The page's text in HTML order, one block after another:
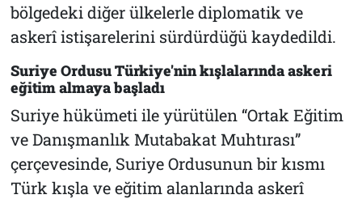
bölgedeki diğer ülkelerle diplomatik ve
askerî istişarelerini sürdürdüğü kaydedildi.
Suriye Ordusu Türkiye'nin kışlalarında askeri
eğitim almaya başladı
Suriye hükümeti ile yürütülen “Ortak Eğitim
ve Danışmanlık Mutabakat Muhtırası”
çerçevesinde, Suriye Ordusunun bir kısmı
Türk kışla ve eğitim alanlarında askerî